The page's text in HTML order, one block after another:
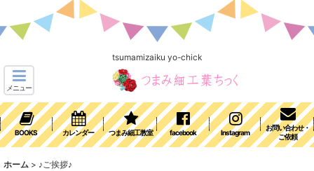
tsumamizaiku yo-chick
メニュー
BOOKS カレンダー つまみ細工教室 facebook Instagram
お問い合わせ・
ご依頼
ホーム > ♪ご挨拶♪